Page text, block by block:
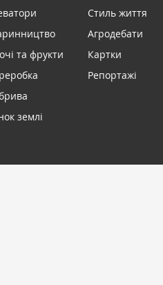
та фрукти
землі
Стиль життя
Агродебати
Картки
Репортажі